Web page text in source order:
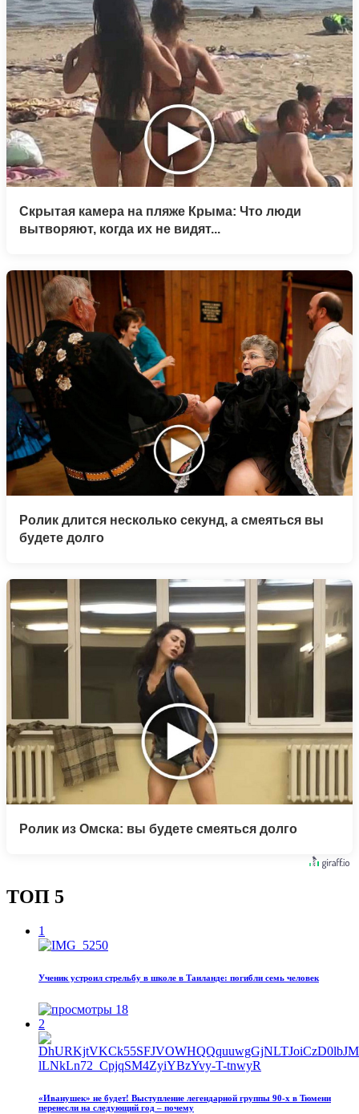
Скрытая камера на пляже Крыма: Что люди
вытворяют, когда их не видят...
Ролик длится несколько секунд, а смеяться вы
будете долго
Ролик из Омска: вы будете смеяться долго
ТОП 5
1
Ученик устроил стрельбу в школе в Таиланде: погибли семь человек
18
2
«Иванушек» не будет! Выступление легендарной группы 90‑х в Тюмени
перенесли на следующий год – почему